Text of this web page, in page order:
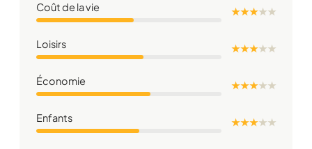
Coût de la vie ★ ★ ★★★
Loisirs ★ ★ ★★★
Économie ★ ★ ★★★
Enfants ★ ★ ★★★